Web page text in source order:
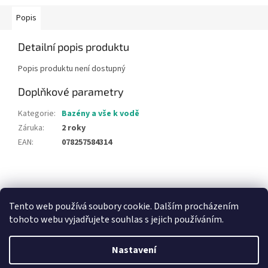
Tento web používá soubory cookie. Dalším procházením
tohoto webu vyjadřujete souhlas s jejich používáním.
Nastavení
Popis
Detailní popis produktu
Popis produktu není dostupný
Doplňkové parametry
Kategorie: Bazény a vše k vodě
Záruka:
2 roky
EAN: 078257584314
á
Vytvořil Shoptet